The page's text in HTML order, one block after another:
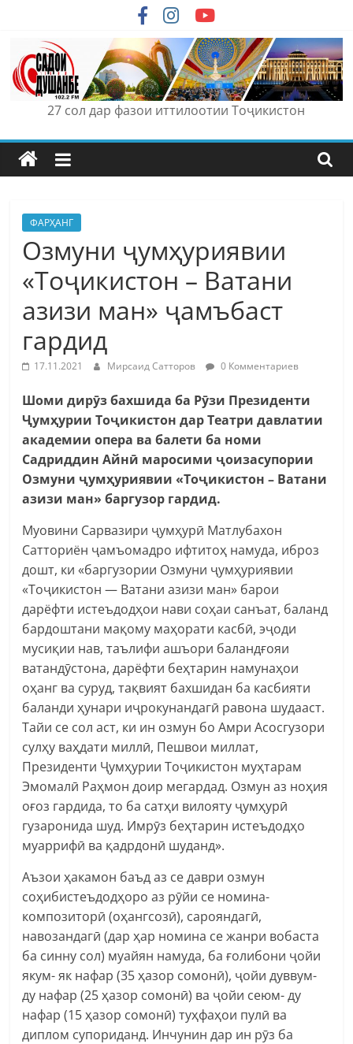
content
27 сол дар фазои иттилоотии Тоҷикистон
ФАРҲАНГ
Озмуни ҷумҳуриявии
«Тоҷикистон – Ватани
азизи ман» ҷамъбаст
гардид
17.11.2021 Мирсаид Сатторов 0 Комментариев
Шоми дирӯз бахшида ба Рӯзи Президенти
Ҷумҳурии Тоҷикистон дар Театри давлатии
академии опера ва балети ба номи
Садриддин Айнӣ маросими ҷоизасупории
Озмуни ҷумҳуриявии «Тоҷикистон – Ватани
азизи ман» баргузор гардид.
Муовини Сарвазири ҷумҳурӣ Матлубахон
Сатториён ҷамъомадро ифтитоҳ намуда, иброз
дошт, ки «баргузории Озмуни ҷумҳуриявии
«Тоҷикистон — Ватани азизи ман» барои
дарёфти истеъдодҳои нави соҳаи санъат, баланд
бардоштани мақому маҳорати касбӣ, эҷоди
мусиқии нав, таълифи ашъори баландғояи
ватандӯстона, дарёфти беҳтарин намунаҳои
оҳанг ва суруд, тақвият бахшидан ба касбияти
баланди ҳунари иҷрокунандагӣ равона шудааст.
Тайи се сол аст, ки ин озмун бо Амри Асосгузори
сулҳу ваҳдати миллӣ, Пешвои миллат,
Президенти Ҷумҳурии Тоҷикистон муҳтарам
Эмомалӣ Раҳмон доир мегардад. Озмун аз ноҳия
оғоз гардида, то ба сатҳи вилояту ҷумҳурӣ
гузаронида шуд. Имрӯз беҳтарин истеъдодҳо
муаррифӣ ва қадрдонӣ шуданд».
Аъзои ҳакамон баъд аз се даври озмун
соҳибистеъдодҳоро аз рӯйи се номина-
композиторӣ (оҳангсозӣ), сарояндагӣ,
навозандагӣ (дар ҳар номина се жанри вобаста
ба синну сол) муайян намуда, ба ғолибони ҷойи
якум- як нафар (35 ҳазор сомонӣ), ҷойи дуввум-
ду нафар (25 ҳазор сомонӣ) ва ҷойи сеюм- ду
нафар (15 ҳазор сомонӣ) туҳфаҳои пулӣ ва
диплом супориданд. Инчунин дар ин рӯз ба